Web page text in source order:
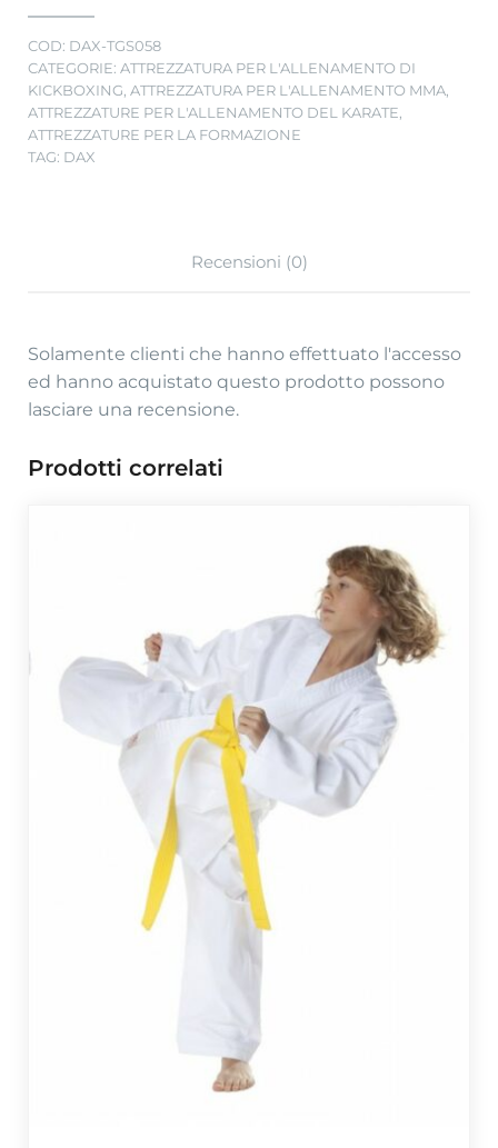
COD: DAX-TGS058
CATEGORIE: ATTREZZATURA PER L'ALLENAMENTO DI
KICKBOXING, ATTREZZATURA PER L'ALLENAMENTO MMA,
ATTREZZATURE PER L'ALLENAMENTO DEL KARATE,
ATTREZZATURE PER LA FORMAZIONE
TAG: DAX
Recensioni (0)
Solamente clienti che hanno effettuato l'accesso
ed hanno acquistato questo prodotto possono
lasciare una recensione.
Prodotti correlati